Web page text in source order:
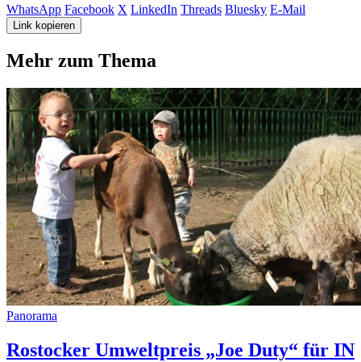
WhatsApp Facebook X LinkedIn Threads Bluesky E-Mail
Link kopieren
Mehr zum Thema
Panorama
Rostocker Umweltpreis „Joe Duty“ für IN